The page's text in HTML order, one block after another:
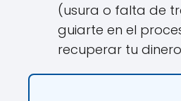
(usura o falta de
guiarte en el
recuperar tu